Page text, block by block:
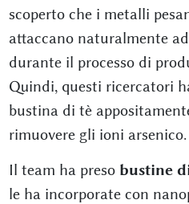
scoperto che i metalli
attaccano naturalmente
durante il processo di
Quindi, questi ricercatori
bustina di tè
rimuovere gli ioni arsenico.
Il team ha preso bustine
le ha incorporate con